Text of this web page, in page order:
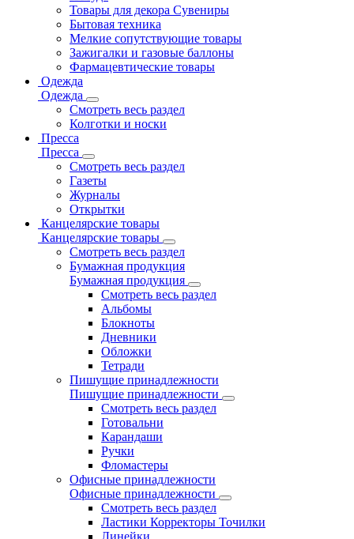
Товары для декора Сувениры
Бытовая техника
Мелкие сопутствующие товары
Зажигалки и газовые баллоны
Фармацевтические товары
Одежда
Одежда
Смотреть весь раздел
Колготки и носки
Пресса
Пресса
Смотреть весь раздел
Газеты
Журналы
Открытки
Канцелярские товары
Канцелярские товары
Смотреть весь раздел
Бумажная продукция
Бумажная продукция
Смотреть весь раздел
Альбомы
Блокноты
Дневники
Обложки
Тетради
Пишущие принадлежности
Пишущие принадлежности
Смотреть весь раздел
Готовальни
Карандаши
Ручки
Фломастеры
Офисные принадлежности
Офисные принадлежности
Смотреть весь раздел
Ластики Корректоры Точилки
Линейки